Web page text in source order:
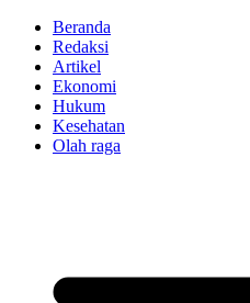
Beranda
Redaksi
Artikel
Ekonomi
Hukum
Kesehatan
Olah raga